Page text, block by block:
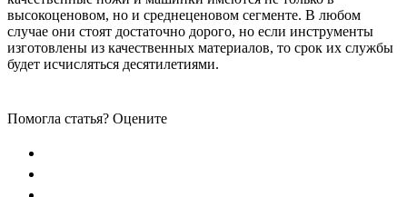
высокоценовом, но и среднеценовом сегменте. В любом
случае они стоят достаточно дорого, но если инструменты
изготовлены из качественных материалов, то срок их службы
будет исчисляться десятилетиями.
Помогла статья? Оцените